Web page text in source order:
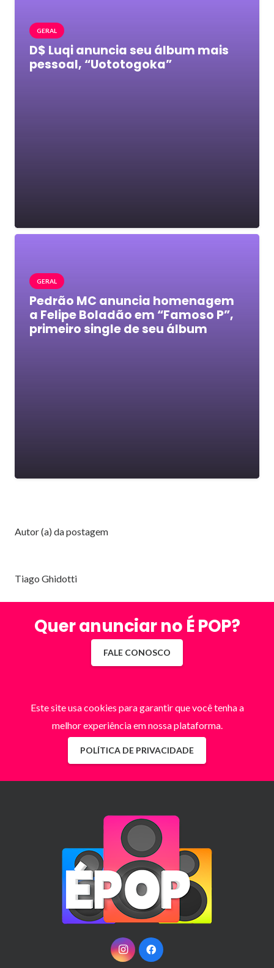
GERAL
D$ Luqi anuncia seu álbum mais
pessoal, “Uototogoka”
GERAL
Pedrão MC anuncia homenagem
a Felipe Boladão em “Famoso P”,
primeiro single de seu álbum
Autor (a) da postagem
Tiago Ghidotti
Quer anunciar no É POP?
FALE CONOSCO
Este site usa cookies para garantir que você tenha a
melhor experiência em nossa plataforma.
POLÍTICA DE PRIVACIDADE